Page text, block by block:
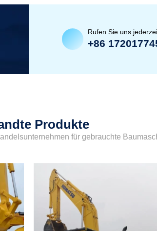
Rufen Sie uns
+86
Produkte
für gebrauchte